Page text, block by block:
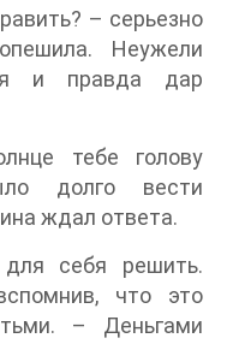
– серьезно
Неужели
и правда дар
тебе голову
долго вести
ждал ответа.
себя решить.
что это
– Деньгами